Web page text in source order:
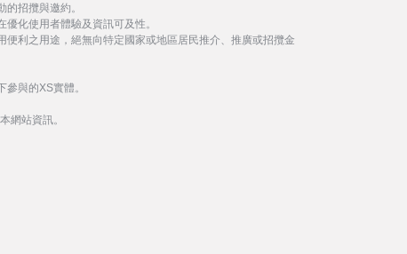
招攬與邀約。
化使用者體驗及資訊可及性。
便利之用途，絕無向特定國家或地區居民推介、推廣或招攬金
與的XS實體。
網站資訊。